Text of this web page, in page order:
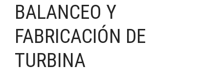
BALANCEO Y
FABRICACIÓN DE
TURBINA